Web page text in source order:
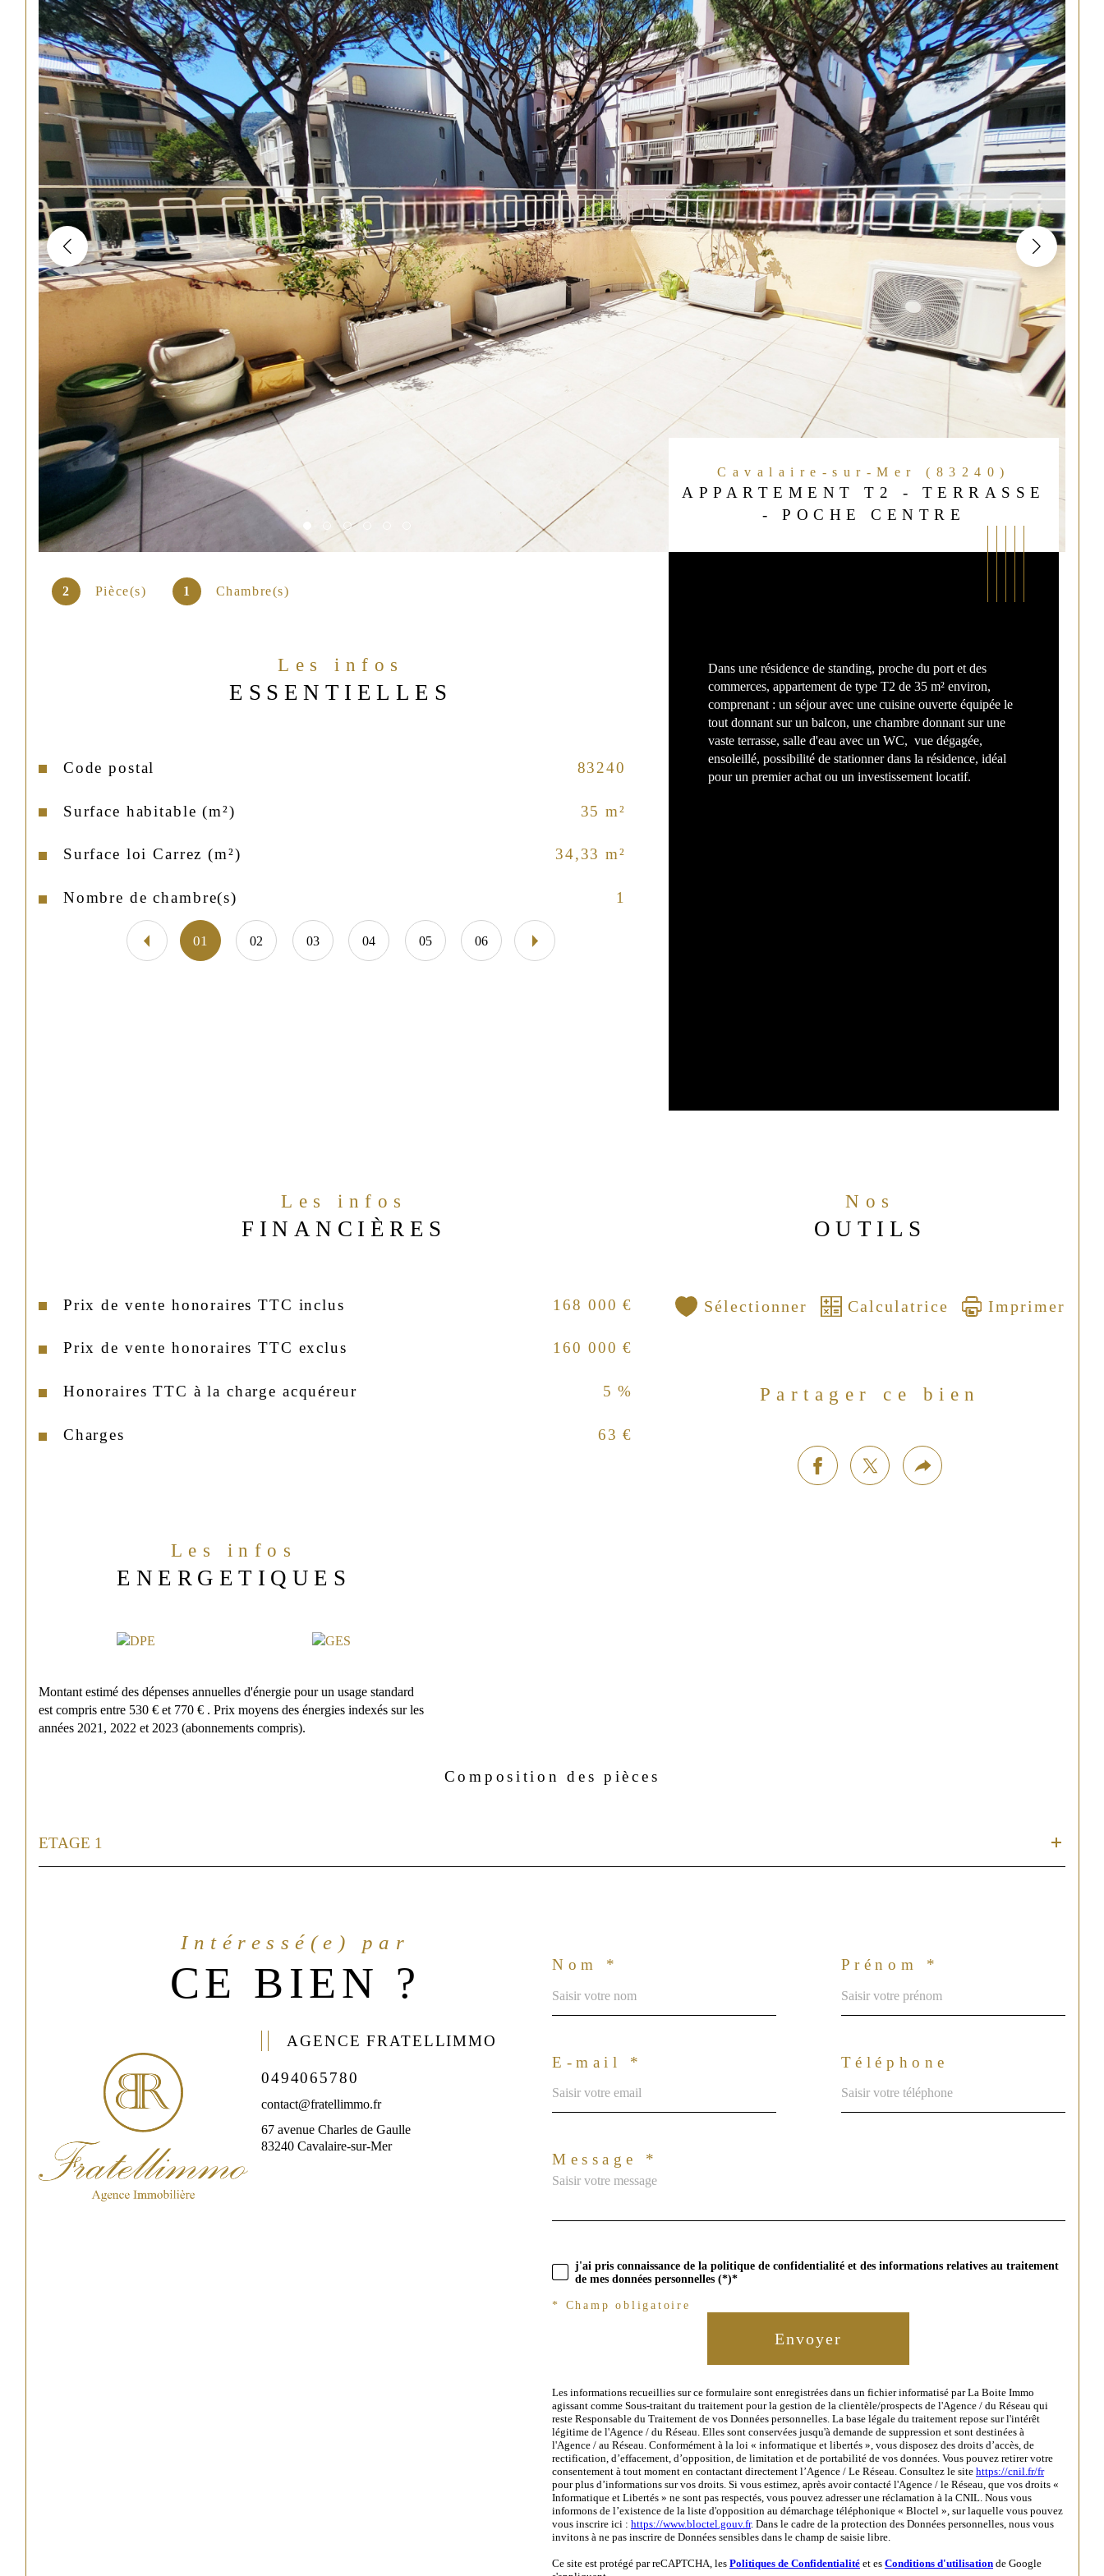
Cavalaire-sur-Mer (83240)
APPARTEMENT T2 - TERRASSE
- POCHE CENTRE
2 Pièce(s) 1 Chambre(s)
Les infos
ESSENTIELLES
Caractéristiques Valeurs
Code postal 83240
Surface habitable (m²) 35 m²
Surface loi Carrez (m²) 34,33 m²
Nombre de chambre(s) 1
Caractéristiques Valeurs
Nombre de pièces
01 02 03 04 05 06
Dans une résidence de standing, proche du port et des
commerces, appartement de type T2 de 35 m² environ,
comprenant : un séjour avec une cuisine ouverte équipée le
tout donnant sur un balcon, une chambre donnant sur une
vaste terrasse, salle d'eau avec un WC,  vue dégagée,
ensoleillé, possibilité de stationner dans la résidence, idéal
pour un premier achat ou un investissement locatif.
Les infos
FINANCIÈRES
Prix de vente honoraires TTC inclus 168 000 €
Prix de vente honoraires TTC exclus 160 000 €
Honoraires TTC à la charge acquéreur 5 %
Charges 63 €
Nos
OUTILS
Sélectionner Calculatrice Imprimer
Partager ce bien
Les infos
ENERGETIQUES
Montant estimé des dépenses annuelles d'énergie pour un usage standard
est compris entre 530 € et 770 € . Prix moyens des énergies indexés sur les
années 2021, 2022 et 2023 (abonnements compris).
Composition des pièces
ETAGE 1
Intéressé(e) par
CE BIEN ?
AGENCE FRATELLIMMO
0494065780
contact@fratellimmo.fr
67 avenue Charles de Gaulle
83240 Cavalaire-sur-Mer
Nom * Prénom *
E-mail * Téléphone
Message *
j'ai pris connaissance de la politique de confidentialité et des informations relatives au traitement
de mes données personnelles (*)*
* Champ obligatoire
Envoyer
Les informations recueillies sur ce formulaire sont enregistrées dans un fichier informatisé par La Boite Immo
agissant comme Sous-traitant du traitement pour la gestion de la clientèle/prospects de l'Agence / du Réseau qui
reste Responsable du Traitement de vos Données personnelles. La base légale du traitement repose sur l'intérêt
légitime de l'Agence / du Réseau. Elles sont conservées jusqu'à demande de suppression et sont destinées à
l'Agence / au Réseau. Conformément à la loi « informatique et libertés », vous disposez des droits d’accès, de
rectification, d’effacement, d’opposition, de limitation et de portabilité de vos données. Vous pouvez retirer votre
consentement à tout moment en contactant directement l’Agence / Le Réseau. Consultez le site https://cnil.fr/fr
pour plus d’informations sur vos droits. Si vous estimez, après avoir contacté l'Agence / le Réseau, que vos droits «
Informatique et Libertés » ne sont pas respectés, vous pouvez adresser une réclamation à la CNIL. Nous vous
informons de l’existence de la liste d'opposition au démarchage téléphonique « Bloctel », sur laquelle vous pouvez
vous inscrire ici : https://www.bloctel.gouv.fr. Dans le cadre de la protection des Données personnelles, nous vous
invitons à ne pas inscrire de Données sensibles dans le champ de saisie libre.
Ce site est protégé par reCAPTCHA, les Politiques de Confidentialité et es Conditions d'utilisation de Google